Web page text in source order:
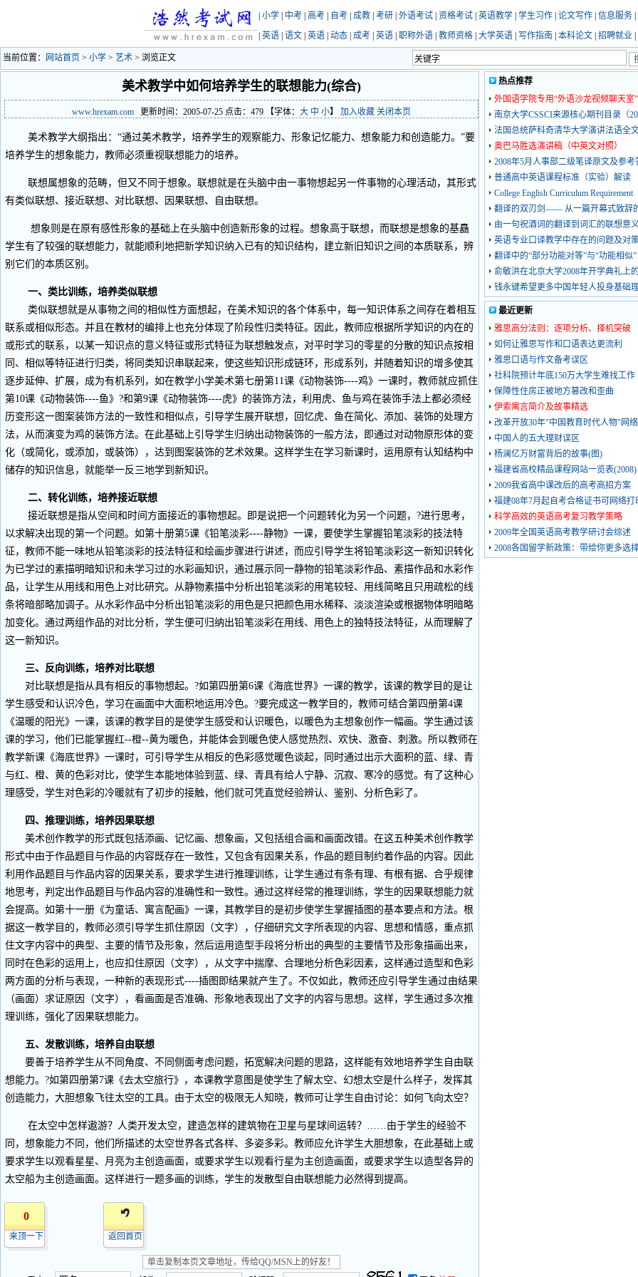
小学 中考 高考 自考 成教 考研 外语考试 资格考试 英语教学 学生习作 论文写作 信息服务
英语 语文 英语 动态 成考 英语 职称外语 教师资格 大学英语 写作指南 本科论文 招聘就业
当前位置： 网站首页 > 小学 > 艺术 > 浏览正文
美术教学中如何培养学生的联想能力(综合)
www.hrexam.com 更新时间：2005-07-25 点击： 479 【字体： 大 中 小】 加入收藏 关闭本页
美术教学大纲指出：“通过美术教学，培养学生的观察能力、形象记忆能力、想象能力和创造能力。”要
培养学生的想象能力，教师必须重视联想能力的培养。
联想属想象的范畴，但又不同于想象。联想就是在头脑中由一事物想起另一件事物的心理活动，其形式
有类似联想、接近联想、对比联想、因果联想、自由联想。
想象则是在原有感性形象的基础上在头脑中创造新形象的过程。想象高于联想，而联想是想象的基矗
学生有了较强的联想能力，就能顺利地把新学知识纳入已有的知识结构，建立新旧知识之间的本质联系，辨
别它们的本质区别。
一、类比训练，培养类似联想
类似联想就是从事物之间的相似性方面想起，在美术知识的各个体系中，每一知识体系之间存在着相互
联系或相似形态。并且在教材的编排上也充分体现了阶段性归类特征。因此，教师应根据所学知识的内在的
或形式的联系，以某一知识点的意义特征或形式特征为联想触发点，对平时学习的零星的分散的知识点按相
同、相似等特征进行归类，将同类知识串联起来，使这些知识形成链环，形成系列，并随着知识的增多使其
逐步延伸、扩展，成为有机系列，如在教学小学美术第七册第11课《动物装饰----鸡》一课时，教师就应抓住
第10课《动物装饰----鱼》?和第9课《动物装饰----虎》的装饰方法，利用虎、鱼与鸡在装饰手法上都必须经
历变形这一图案装饰方法的一致性和相似点，引导学生展开联想，回忆虎、鱼在简化、添加、装饰的处理方
法，从而演变为鸡的装饰方法。在此基础上引导学生归纳出动物装饰的一般方法，即通过对动物原形体的变
化（或简化，或添加，或装饰），达到图案装饰的艺术效果。这样学生在学习新课时，运用原有认知结构中
储存的知识信息，就能举一反三地学到新知识。
二、转化训练，培养接近联想
接近联想是指从空间和时间方面接近的事物想起。即是说把一个问题转化为另一个问题，?进行思考，
以求解决出现的第一个问题。如第十册第5课《铅笔淡彩----静物》一课，要使学生掌握铅笔淡彩的技法特
征，教师不能一味地从铅笔淡彩的技法特征和绘画步骤进行讲述，而应引导学生将铅笔淡彩这一新知识转化
为已学过的素描明暗知识和未学习过的水彩画知识，通过展示同一静物的铅笔淡彩作品、素描作品和水彩作
品，让学生从用线和用色上对比研究。从静物素描中分析出铅笔淡彩的用笔较轻、用线简略且只用疏松的线
条将暗部略加调子。从水彩作品中分析出铅笔淡彩的用色是只把颜色用水稀释、淡淡渲染或根据物体明暗略
加变化。通过两组作品的对比分析，学生便可归纳出铅笔淡彩在用线、用色上的独特技法特征，从而理解了
这一新知识。
三、反向训练，培养对比联想
对比联想是指从具有相反的事物想起。?如第四册第6课《海底世界》一课的教学，该课的教学目的是让
学生感受和认识冷色，学习在画面中大面积地运用冷色。?要完成这一教学目的，教师可结合第四册第4课
《温暖的阳光》一课，该课的教学目的是使学生感受和认识暖色，以暖色为主想象创作一幅画。学生通过该
课的学习，他们已能掌握红--橙--黄为暖色，并能体会到暖色使人感觉热烈、欢快、激奋、刺激。所以教师在
教学新课《海底世界》一课时，可引导学生从相反的色彩感觉暖色谈起，同时通过出示大面积的蓝、绿、青
与红、橙、黄的色彩对比，使学生本能地体验到蓝、绿、青具有给人宁静、沉寂、寒冷的感觉。有了这种心
理感受，学生对色彩的冷暖就有了初步的接触，他们就可凭直觉经验辨认、鉴别、分析色彩了。
四、推理训练，培养因果联想
美术创作教学的形式既包括添画、记忆画、想象画，又包括组合画和画面改错。在这五种美术创作教学
形式中由于作品题目与作品的内容既存在一致性，又包含有因果关系，作品的题目制约着作品的内容。因此
利用作品题目与作品内容的因果关系，要求学生进行推理训练，让学生通过有条有理、有根有据、合乎规律
地思考，判定出作品题目与作品内容的准确性和一致性。通过这样经常的推理训练，学生的因果联想能力就
会提高。如第十一册《为童话、寓言配画》一课，其教学目的是初步使学生掌握插图的基本要点和方法。根
据这一教学目的，教师必须引导学生抓住原因（文字），仔细研究文字所表现的内容、思想和情感，重点抓
住文字内容中的典型、主要的情节及形象，然后运用造型手段将分析出的典型的主要情节及形象描画出来，
同时在色彩的运用上，也应扣住原因（文字），从文字中揣摩、合理地分析色彩因素，这样通过造型和色彩
两方面的分析与表现，一种新的表现形式----插图即结果就产生了。不仅如此，教师还应引导学生通过由结果
（画面）求证原因（文字），看画面是否准确、形象地表现出了文字的内容与思想。这样，学生通过多次推
理训练，强化了因果联想能力。
五、发散训练，培养自由联想
要善于培养学生从不同角度、不同侧面考虑问题，拓宽解决问题的思路，这样能有效地培养学生自由联
想能力。?如第四册第7课《去太空旅行》，本课教学意图是使学生了解太空、幻想太空是什么样子，发挥其
创造能力，大胆想象飞往太空的工具。由于太空的极限无人知晓，教师可让学生自由讨论：如何飞向太空？
在太空中怎样遨游？人类开发太空，建造怎样的建筑物在卫星与星球间运转？……由于学生的经验不
同，想象能力不同，他们所描述的太空世界各式各样、多姿多彩。教师应允许学生大胆想象，在此基础上或
要求学生以观看星星、月亮为主创造画面，或要求学生以观看行星为主创造画面，或要求学生以造型各异的
太空船为主创造画面。这样进行一题多画的训练，学生的发散型自由联想能力必然得到提高。
0
来顶一下 返回首页
热点推荐
外国语学院专用“外语沙龙视频聊天室”
南京大学CSSCI来源核心期刊目录（
法国总统萨科奇清华大学演讲法语全
奥巴马胜选演讲稿（中英文对照）
2008年5月人事部二级笔译原文及参考
普通高中英语课程标准（实验）解读
College English Curriculum Requirement
翻译的双刃剑—— 从一篇开幕式致辞
由一句祝酒词的翻译到词汇的联想意
英语专业口译教学中存在的问题及对
翻译中的“部分功能对等”与“功能相似”
俞敏洪在北京大学2008年开学典礼上
钱永键希望更多中国年轻人投身基础
最近更新
雅思高分法则：逐项分析、择机突破
如何让雅思写作和口语表达更流利
雅思口语与作文备考误区
社科院预计年底150万大学生难找工作
保障性住房正被地方篡改和歪曲
伊索寓言简介及故事精选
改革开放30年"中国教育时代人物"网
中国人的五大理财误区
杨澜亿万财富背后的故事(图)
福建省高校精品课程网站一览表(2008)
2009我省高中课改后的高考高招方案
福建08年7月起自考合格证书可网络打
科学高效的英语高考复习教学策略
2009年全国英语高考教学研讨会综述
2008各国留学新政策：带给你更多选